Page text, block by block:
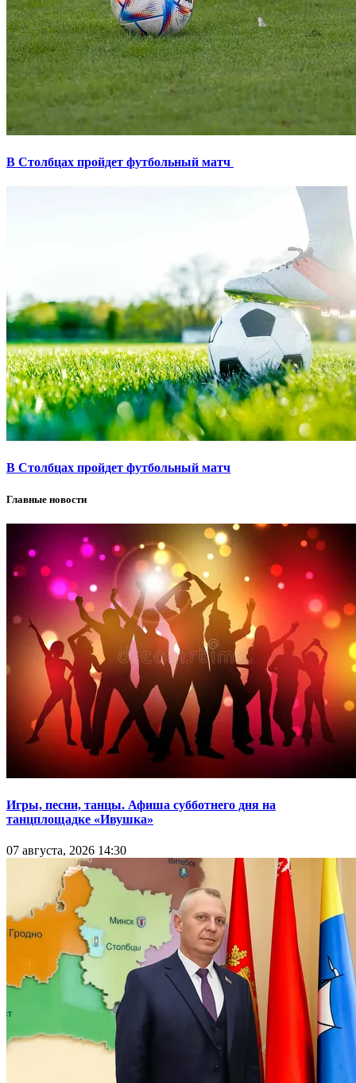
В Столбцах пройдет футбольный матч
В Столбцах пройдет футбольный матч
Главные новости
Игры, песни, танцы. Афиша субботнего дня на
танцплощадке «Ивушка»
07 августа, 2026 14:30